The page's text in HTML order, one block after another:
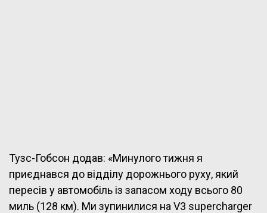
Тузс-Гобсон додав: «Минулого тижня я
приєднався до відділу дорожнього руху, який
пересів у автомобіль із запасом ходу всього 80
миль (128 км). Ми зупинилися на V3 supercharger